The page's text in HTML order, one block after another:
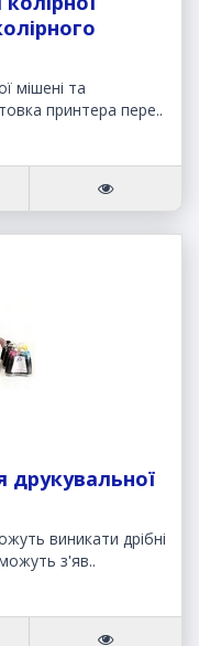
мішені та
принтера пере..
друкувальної
виникати дрібні
з'яв..